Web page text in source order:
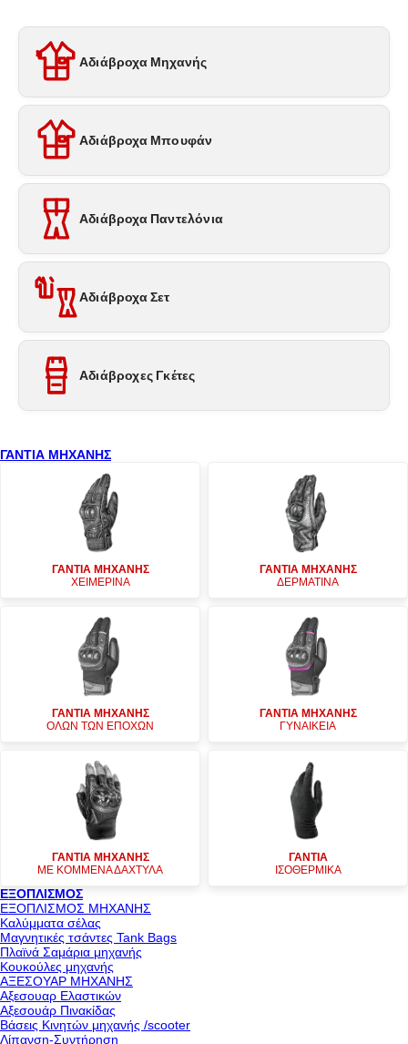
Αδιάβροχα Μηχανής
Αδιάβροχα Μπουφάν
Αδιάβροχα Παντελόνια
Αδιάβροχα Σετ
Αδιάβροχες Γκέτες
ΓΑΝΤΙΑ ΜΗΧΑΝΗΣ
ΓΑΝΤΙΑ ΜΗΧΑΝΗΣ
ΧΕΙΜΕΡΙΝΑ
ΓΑΝΤΙΑ ΜΗΧΑΝΗΣ
ΔΕΡΜΑΤΙΝΑ
ΓΑΝΤΙΑ ΜΗΧΑΝΗΣ
ΟΛΩΝ ΤΩΝ ΕΠΟΧΩΝ
ΓΑΝΤΙΑ ΜΗΧΑΝΗΣ
ΓΥΝΑΙΚΕΙΑ
ΓΑΝΤΙΑ ΜΗΧΑΝΗΣ
ΜΕ ΚΟΜΜΕΝΑ ΔΑΧΤΥΛΑ
ΓΑΝΤΙΑ
ΙΣΟΘΕΡΜΙΚΑ
ΕΞΟΠΛΙΣΜΟΣ
ΕΞΟΠΛΙΣΜΟΣ ΜΗΧΑΝΗΣ
Καλύμματα σέλας
Μαγνητικές τσάντες Tank Bags
Πλαϊνά Σαμάρια μηχανής
Κουκούλες μηχανής
ΑΞΕΣΟΥΑΡ ΜΗΧΑΝΗΣ
Αξεσουαρ Ελαστικών
Αξεσουάρ Πινακίδας
Βάσεις Κινητών μηχανής /scooter
Λίπανση-Συντήρηση